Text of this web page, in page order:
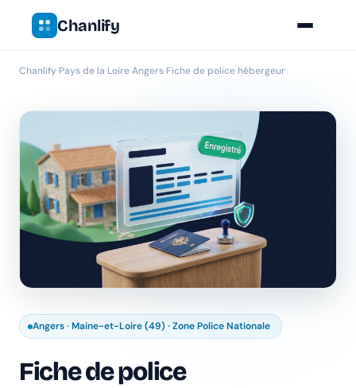
Chanlify
Chanlify›Pays de la Loire›Angers›Fiche de police hébergeur
Angers · Maine-et-Loire (49) · Zone Police Nationale
Fiche de police